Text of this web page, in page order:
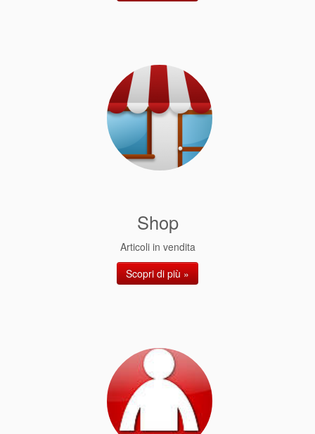
Shop
Articoli in vendita
Scopri di più »